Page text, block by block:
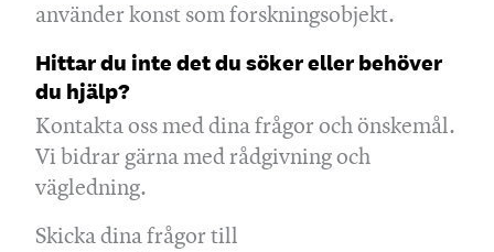
använder konst som forskningsobjekt.
Hittar du inte det du söker eller behöver
du hjälp?
Kontakta oss med dina frågor och önskemål.
Vi bidrar gärna med rådgivning och
vägledning.
Skicka dina frågor till